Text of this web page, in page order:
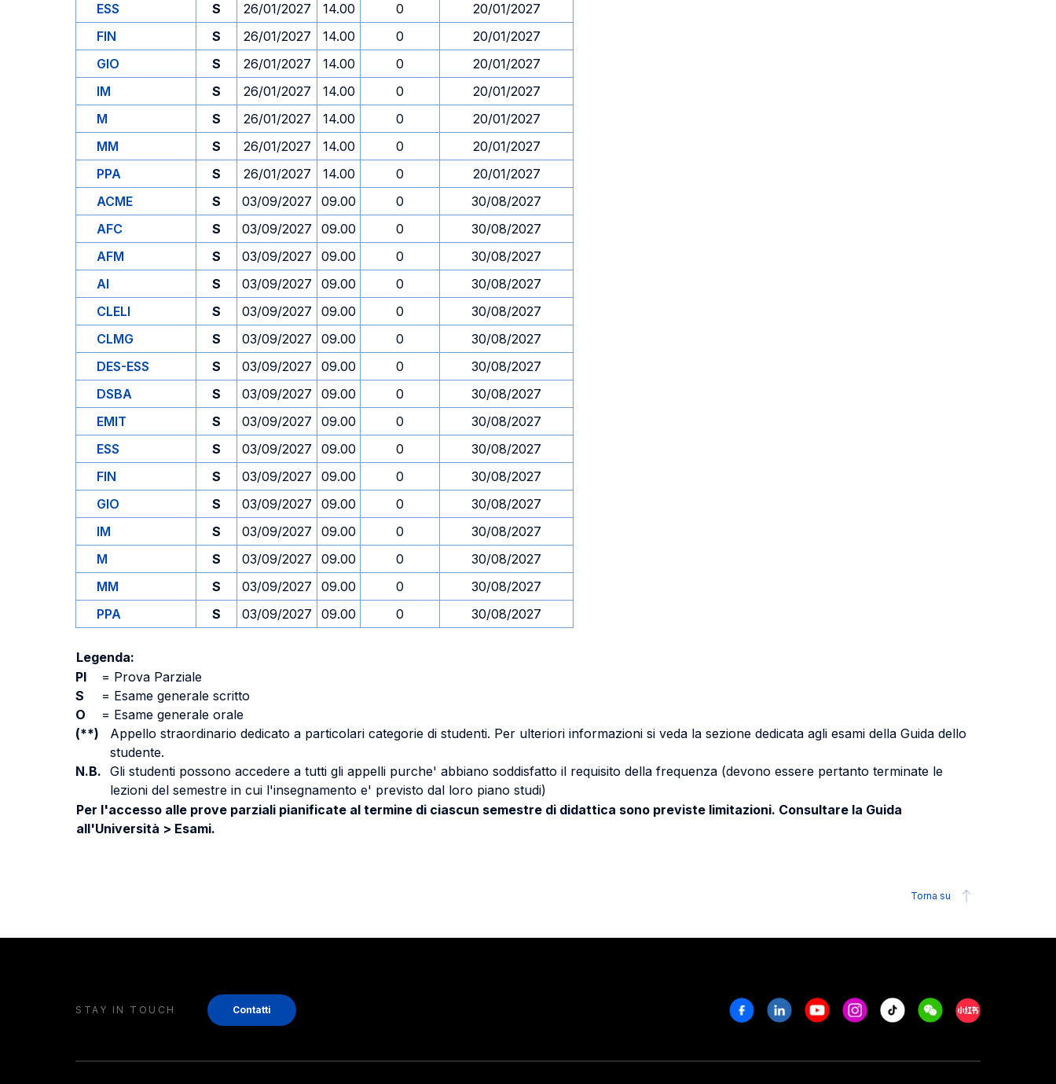
ESS
S 26/01/2027 14.00 0
20/01/2027
FIN
S 26/01/2027 14.00 0
20/01/2027
GIO
S 26/01/2027 14.00 0
20/01/2027
IM
S 26/01/2027 14.00 0
20/01/2027
M
S 26/01/2027 14.00 0
20/01/2027
MM
S 26/01/2027 14.00 0
20/01/2027
PPA
S 26/01/2027 14.00 0
20/01/2027
ACME
S 03/09/2027 09.00 0
30/08/2027
AFC
S 03/09/2027 09.00 0
30/08/2027
AFM
S 03/09/2027 09.00 0
30/08/2027
AI
S 03/09/2027 09.00 0
30/08/2027
CLELI
S 03/09/2027 09.00 0
30/08/2027
CLMG
S 03/09/2027 09.00 0
30/08/2027
DES-ESS
S 03/09/2027 09.00 0
30/08/2027
DSBA
S 03/09/2027 09.00 0
30/08/2027
EMIT
S 03/09/2027 09.00 0
30/08/2027
ESS
S 03/09/2027 09.00 0
30/08/2027
FIN
S 03/09/2027 09.00 0
30/08/2027
GIO
S 03/09/2027 09.00 0
30/08/2027
IM
S 03/09/2027 09.00 0
30/08/2027
M
S 03/09/2027 09.00 0
30/08/2027
MM
S 03/09/2027 09.00 0
30/08/2027
PPA
S 03/09/2027 09.00 0 30/08/2027
Legenda:
PI
= Prova Parziale
S
= Esame generale scritto
O
= Esame generale orale
(**)
Appello straordinario dedicato a particolari categorie di studenti. Per ulteriori informazioni si veda la sezione dedicata agli esami della Guida dello
studente.
N.B. Gli studenti possono accedere a tutti gli appelli purche' abbiano soddisfatto il requisito della frequenza (devono essere pertanto terminate le
lezioni del semestre in cui l'insegnamento e' previsto dal loro piano studi)
Per l'accesso alle prove parziali pianificate al termine di ciascun semestre di didattica sono previste limitazioni. Consultare la Guida
all'Università > Esami.
Torna su
STAY IN TOUCH Contatti FacebookLinkedinYoutubeInstagram
Tiktok WeechatXiaohongshu/